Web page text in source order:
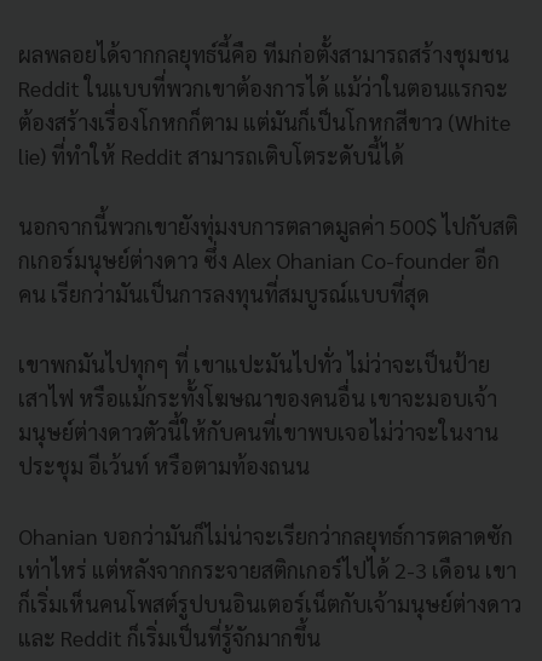
ผลพลอยได้จากกลยุทธ์นี้คือ ทีมก่อตั้งสามารถสร้างชุมชน
Reddit ในแบบที่พวกเขาต้องการได้ แม้ว่าในตอนแรกจะ
ต้องสร้างเรื่องโกหกก็ตาม แต่มันก็เป็นโกหกสีขาว (White
lie) ที่ทำให้ Reddit สามารถเติบโตระดับนี้ได้
นอกจากนี้พวกเขายังทุ่มงบการตลาดมูลค่า 500$ ไปกับสติ
กเกอร์มนุษย์ต่างดาว ซึ่ง Alex Ohanian Co-founder อีก
คน เรียกว่ามันเป็นการลงทุนที่สมบูรณ์แบบที่สุด
เขาพกมันไปทุกๆ ที่ เขาแปะมันไปทั่ว ไม่ว่าจะเป็นป้าย
เสาไฟ หรือแม้กระทั้งโฆษณาของคนอื่น เขาจะมอบเจ้า
มนุษย์ต่างดาวตัวนี้ให้กับคนที่เขาพบเจอไม่ว่าจะในงาน
ประชุม อีเว้นท์ หรือตามท้องถนน
Ohanian บอกว่ามันก็ไม่น่าจะเรียกว่ากลยุทธ์การตลาดซัก
เท่าไหร่ แต่หลังจากกระจายสติกเกอร์ไปได้ 2-3 เดือน เขา
ก็เริ่มเห็นคนโพสต์รูปบนอินเตอร์เน็ตกับเจ้ามนุษย์ต่างดาว
และ Reddit ก็เริ่มเป็นที่รู้จักมากขึ้น